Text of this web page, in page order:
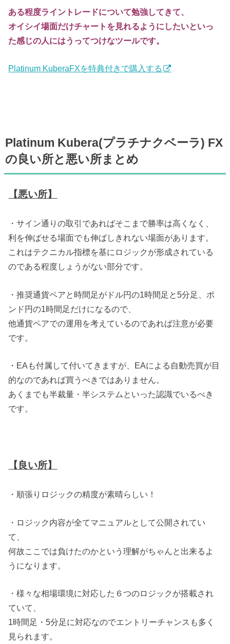
ある程度ライントレードについて勉強してきて、
オイシイ場面だけチャートを見れるようにしたいといっ
た感じの人にはうってつけなツールです。
Platinum KuberaFXを特典付きで購入する
Platinum Kubera(プラチナクベーラ) FX
の良い所と悪い所まとめ
【悪い所】
・サイン通りの取引であればそこまで勝率は高くなく、
利を伸ばせる場面でも伸ばしきれない場面があります。
これはテクニカル指標を基にロジックが形成されている
のである程度しょうがない部分です。
・推奨通貨ペアと時間足がドル円の1時間足と5分足、ポ
ンド円の1時間足だけになるので、
他通貨ペアでの運用を考えているのであれば注意が必要
です。
・EAも付属して付いてきますが、EAによる自動売買が目
的なのであれば買うべきではありません。
あくまでも半裁量・半システムといった認識でいるべき
です。
【良い所】
・順張りロジックの精度が素晴らしい！
・ロジック内容が全てマニュアルとして公開されてい
て、
何故ここでは負けたのかという理解がちゃんと出来るよ
うになります。
・様々な相場環境に対応した６つのロジックが搭載され
ていて、
1時間足・5分足に対応なのでエントリーチャンスも多く
見られます。